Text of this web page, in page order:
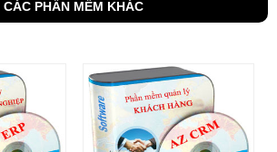
CÁC PHẦN MỀM KHÁC